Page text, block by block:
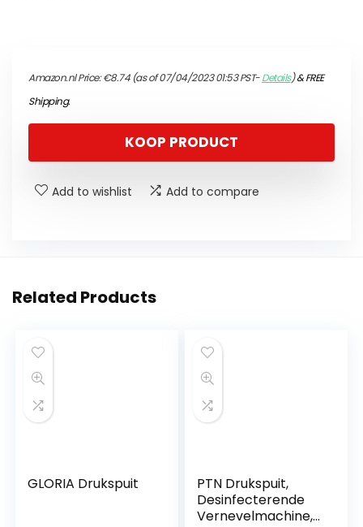
Amazon.nl Price:€8.74(as of 07/04/2023 01:53 PST-Details)&FREE
Shipping.
KOOP PRODUCT
Add to wishlist Add to compare
Related Products
GLORIA Drukspuit
PTN Drukspuit,
Desinfecterende
Vernevelmachine,